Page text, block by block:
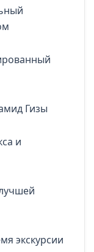
Гизы
и
экскурсии